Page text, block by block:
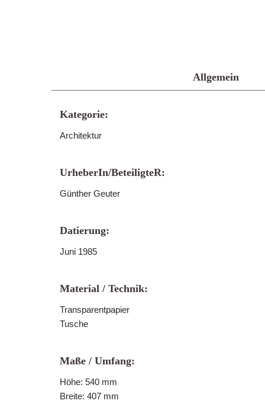
Allgemein
Kategorie:
Architektur
UrheberIn/BeteiligteR:
Günther Geuter
Datierung:
Juni 1985
Material / Technik:
Transparentpapier
Tusche
Maße / Umfang:
Höhe: 540 mm
Breite: 407 mm